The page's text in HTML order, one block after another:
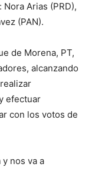
Arias (PRD),
(PAN).
de Morena, PT,
alcanzando
efectuar
con los votos de
nos va a